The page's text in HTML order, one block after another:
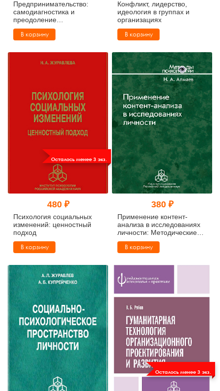
Предпринимательство:
самодиагностика и
преодоление
психологических барьеров
В корзину
Конфликт, лидерство,
идеология в группах и
организациях
В корзину
Осталось менее 3 экз.
480 ₽
Психология социальных
изменений: ценностный
подход
В корзину
380 ₽
Применение контент-
анализа в исследованиях
личности: Методические
вопросы
В корзину
Осталось менее 3 экз.